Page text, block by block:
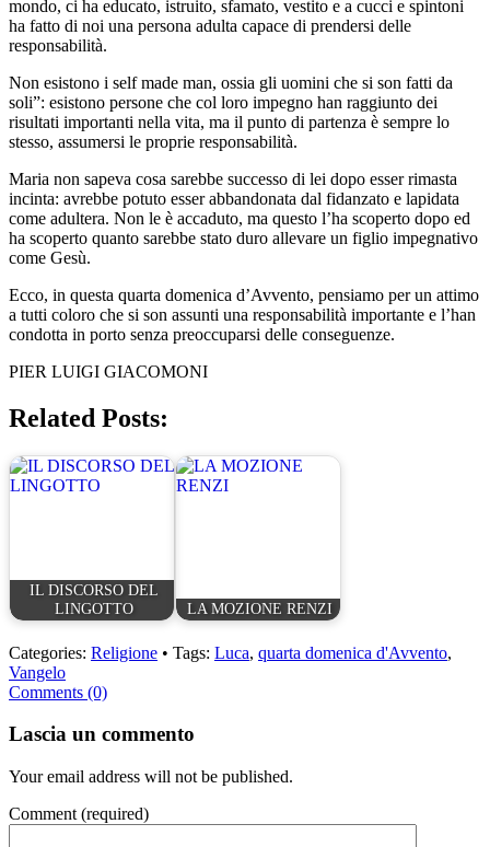
mondo, ci ha educato, istruito, sfamato, vestito e a cucci e spintoni
ha fatto di noi una persona adulta capace di prendersi delle
responsabilità.
Non esistono i self made man, ossia gli uomini che si son fatti da
soli”: esistono persone che col loro impegno han raggiunto dei
risultati importanti nella vita, ma il punto di partenza è sempre lo
stesso, assumersi le proprie responsabilità.
Maria non sapeva cosa sarebbe successo di lei dopo esser rimasta
incinta: avrebbe potuto esser abbandonata dal fidanzato e lapidata
come adultera. Non le è accaduto, ma questo l’ha scoperto dopo ed
ha scoperto quanto sarebbe stato duro allevare un figlio impegnativo
come Gesù.
Ecco, in questa quarta domenica d’Avvento, pensiamo per un attimo
a tutti coloro che si son assunti una responsabilità importante e l’han
condotta in porto senza preoccuparsi delle conseguenze.
PIER LUIGI GIACOMONI
Related Posts:
IL DISCORSO DEL
LINGOTTO
LA MOZIONE RENZI
Categories: Religione • Tags: Luca, quarta domenica d'Avvento,
Vangelo
Comments (0)
Lascia un commento
Your email address will not be published.
Comment (required)